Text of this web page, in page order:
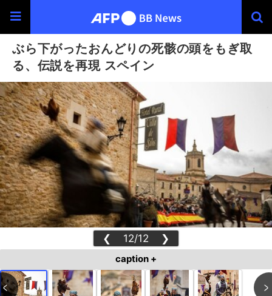
ぶら下がったおんどりの死骸の頭をもぎ取
る、伝説を再現 スペイン
❮ 12/12 ❯
caption +